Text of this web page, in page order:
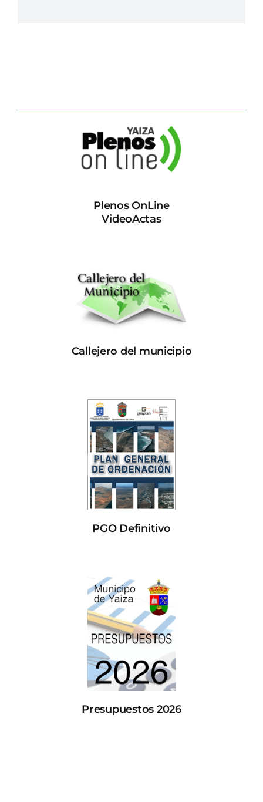
Plenos OnLine
VideoActas
Callejero del municipio
PGO Definitivo
Presupuestos 2026